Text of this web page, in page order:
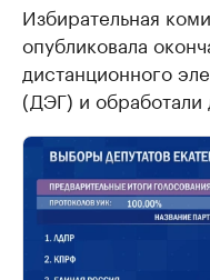
Избирательная
опубликовала
дистанционного
(ДЭГ) и обработали